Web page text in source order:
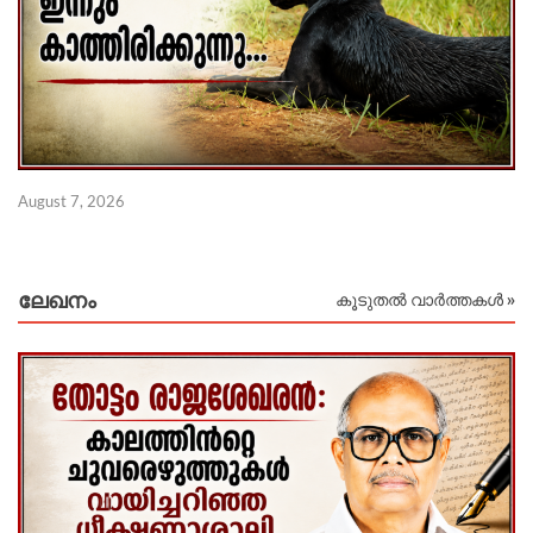
August 7, 2026
ലേഖനം കൂടുതൽ വാർത്തകൾ »